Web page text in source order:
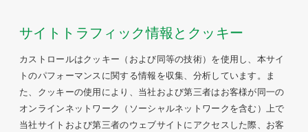
サイトトラフィック情報とクッキー
カストロールはクッキー（および同等の技術）を使用し、本サイ
トのパフォーマンスに関する情報を収集、分析しています。ま
た、クッキーの使用により、当社および第三者はお客様が同一の
オンラインネットワーク（ソーシャルネットワークを含む）上で
当社サイトおよび第三者のウェブサイトにアクセスした際、お客